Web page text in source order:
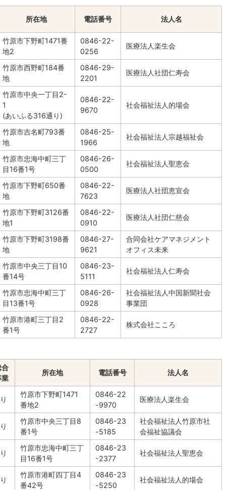
所在地 電話番号 法人名
竹原市下野町1471番
地2
0846-22-
0256
医療法人楽生会
竹原市西野町184番
地
0846-29-
2201
医療法人社団仁寿会
竹原市中央一丁目2-
1
(あいふる316通り)
0846-22-
9670
社会福祉法人的場会
竹原市吉名町793番
地
0846-25-
1966
社会福祉法人宗越福祉会
竹原市忠海中町三丁
目16番1号
0846-26-
0500
社会福祉法人聖恵会
竹原市下野町650番
地
0846-22-
7623
医療法人社団恵宣会
竹原市下野町3126番
地1
0846-22-
0910
医療法人社団仁慈会
竹原市下野町3198番
地
0846-27-
9621
合同会社ケアマネジメント
オフィス未来
竹原市中央三丁目10
番14号
0846-23-
5111
社会福祉法人仁寿会
竹原市忠海中町三丁
目13番1号
0846-26-
0928
社会福祉法人中国新聞社会
事業団
竹原市港町三丁目2
番1号
0846-22-
2727
株式会社こころ
合
業
所在地 電話番号 法人名
竹原市下野町1471
番地2
0846-22
-9970
医療法人楽生会
竹原市中央三丁目8
番1号
0846-23
-5185
社会福祉法人竹原市社
会福祉協議会
竹原市忠海中町三丁
目16番1号
0846-23
-2377
社会福祉法人聖恵会
竹原市港町四丁目4
番42号
0846-23
-5250
社会福祉法人的場会